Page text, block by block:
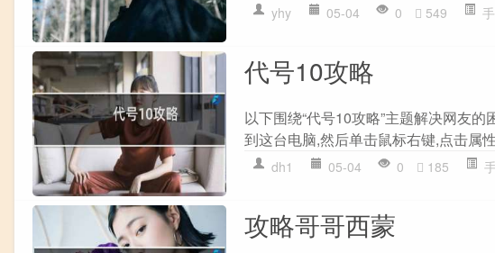
yhy 05-04 0 549
代号10攻略
以下围绕“代号10攻略”主题解决网友
到这台电脑,然后单击鼠标右键,点击属
dh1 05-04 0 185
攻略哥哥西蒙